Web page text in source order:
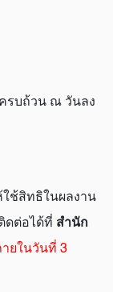
ครบถ้วน ณ วันลง
ช้สิทธิในผลงาน
ดต่อได้ที่ สำนัก
ยในวันที่ 3